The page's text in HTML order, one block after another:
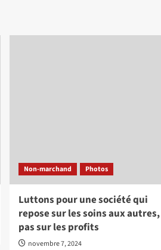
Non-marchand Photos
Luttons pour une société qui
repose sur les soins aux autres,
pas sur les profits
novembre 7, 2024